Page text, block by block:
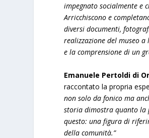
impegnato socialmente e
Arricchiscono e
diversi documenti,
realizzazione del museo
e la comprensione di un
Emanuele Pertoldi di
raccontato la propria
non solo da fonico ma
storia dimostra quanto la
questo: una figura di
della comunità.”